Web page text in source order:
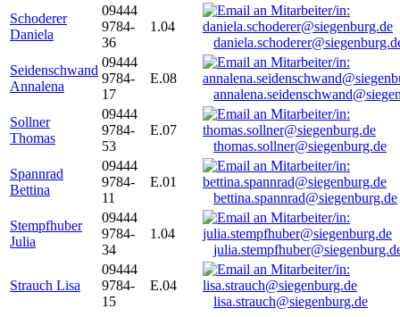
Schoderer
Daniela
09444
9784-
36
1.04
Seidenschwand
Annalena
09444
9784-
17
E.08
Sollner
Thomas
09444
9784-
53
E.07
thomas.sollner@siegenburg.de
Spannrad
Bettina
09444
9784-
11
E.01
bettina.spannrad@siegenburg.de
Stempfhuber
Julia
09444
9784-
34
1.04
Strauch Lisa
09444
9784-
15
E.04
lisa.strauch@siegenburg.de